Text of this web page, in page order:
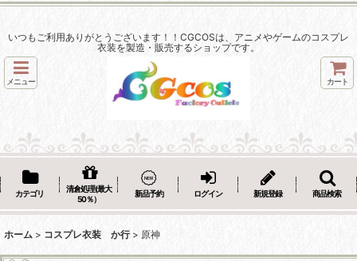
いつもご利用ありがとうございます！！CGCOSは、アニメやゲームのコスプレ
衣装を製造・販売するショップです。
メニュー カート
カテゴリ
清倉処理(最大
50％）
新品予約 ログイン 新規登録 商品検索
ホーム > コスプレ衣装 か行 > 原神